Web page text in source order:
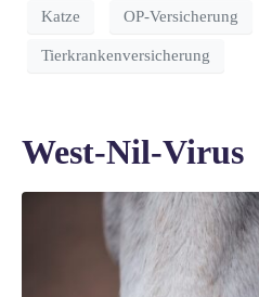
Katze OP-Versicherung
Tierkrankenversicherung
West-Nil-Virus